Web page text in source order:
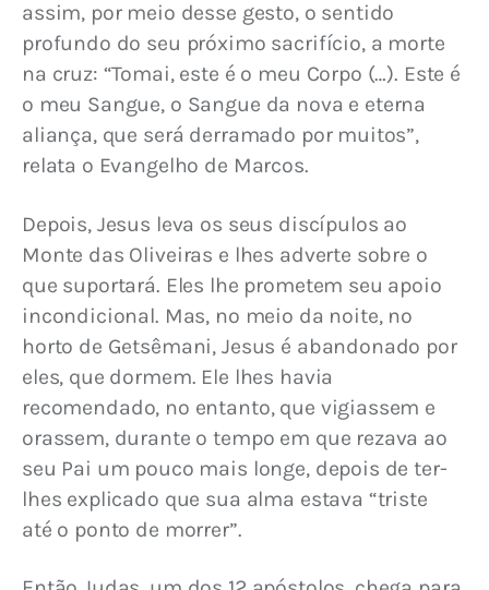
assim, por meio desse gesto, o sentido
profundo do seu próximo sacrifício, a morte
na cruz: “Tomai, este é o meu Corpo (…). Este é
o meu Sangue, o Sangue da nova e eterna
aliança, que será derramado por muitos”,
relata o Evangelho de Marcos.
Depois, Jesus leva os seus discípulos ao
Monte das Oliveiras e lhes adverte sobre o
que suportará. Eles lhe prometem seu apoio
incondicional. Mas, no meio da noite, no
horto de Getsêmani, Jesus é abandonado por
eles, que dormem. Ele lhes havia
recomendado, no entanto, que vigiassem e
orassem, durante o tempo em que rezava ao
seu Pai um pouco mais longe, depois de ter-
lhes explicado que sua alma estava “triste
até o ponto de morrer”.